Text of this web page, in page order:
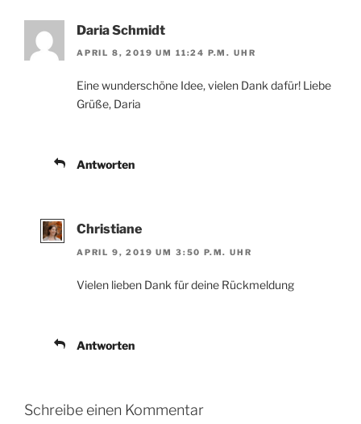
Daria Schmidt
APRIL 8, 2019 UM 11:24 P.M. UHR
Eine wunderschöne Idee, vielen Dank dafür! Liebe
Grüße, Daria
Antworten
Christiane
APRIL 9, 2019 UM 3:50 P.M. UHR
Vielen lieben Dank für deine Rückmeldung
Antworten
Schreibe einen Kommentar